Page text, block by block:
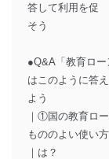
答して利用を促
そう
●Q&A「教育ロ
はこのように答え
よう
｜①国の教育ロ
もののよい使い方
｜は？